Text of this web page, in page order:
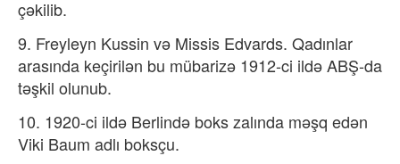
çəkilib.
9.​ Freyleyn Kussin və Missis Edvards. Qadınlar
arasında keçirilən bu mübarizə 1912-ci ildə ABŞ-da
təşkil olunub.
10. 1920-ci ildə Berlində boks zalında məşq edən
Viki Baum adlı boksçu.